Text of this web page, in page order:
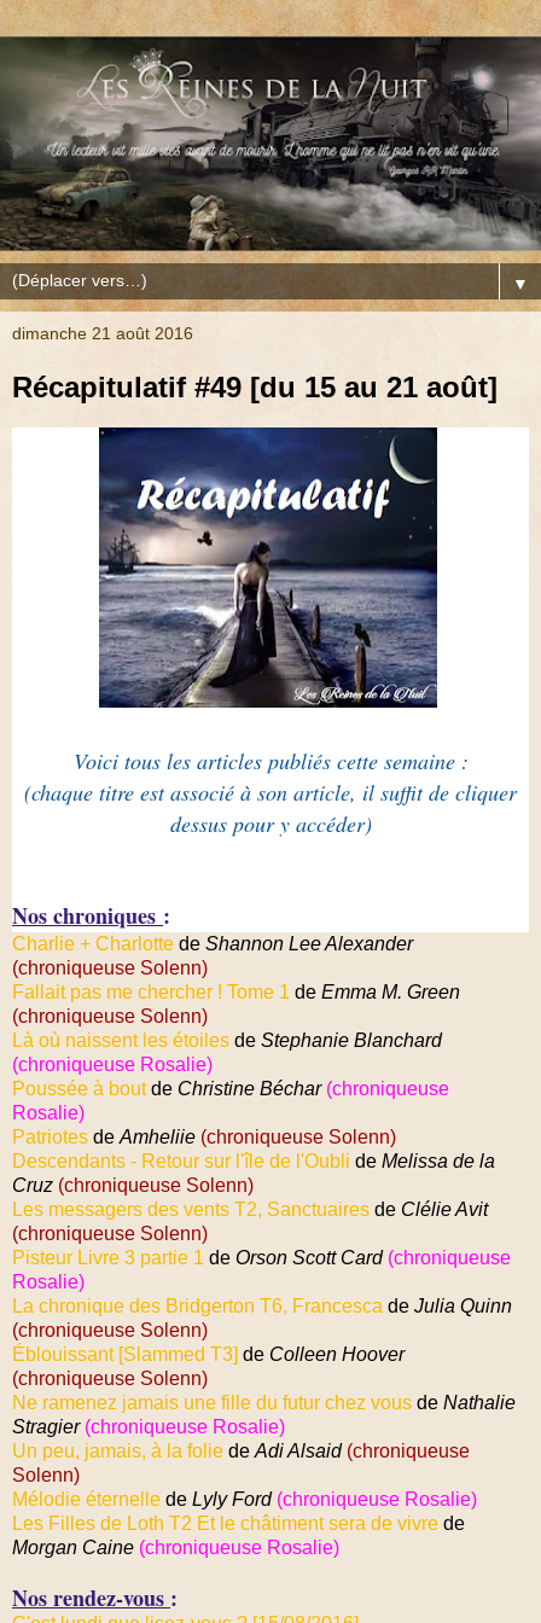
▼
dimanche 21 août 2016
Récapitulatif #49 [du 15 au 21 août]
Voici tous les articles publiés cette semaine :
(chaque titre est associé à son article, il suffit de cliquer
dessus pour y accéder)
Nos chroniques :
Charlie + Charlotte de Shannon Lee Alexander
(chroniqueuse Solenn)
Fallait pas me chercher ! Tome 1 de Emma M. Green
(chroniqueuse Solenn)
Là où naissent les étoiles de Stephanie Blanchard
(chroniqueuse Rosalie)
Poussée à boutde Christine Béchar (chroniqueuse
Rosalie)
Patriotes de Amheliie (chroniqueuse Solenn)
Descendants - Retour sur l'île de l'Oubli de Melissa de la
Cruz (chroniqueuse Solenn)
Les messagers des vents T2, Sanctuaires de Clélie Avit
(chroniqueuse Solenn)
Pisteur Livre 3 partie 1 de Orson Scott Card (chroniqueuse
Rosalie)
La chronique des Bridgerton T6, Francesca de Julia Quinn
(chroniqueuse Solenn)
Éblouissant [Slammed T3] de Colleen Hoover
(chroniqueuse Solenn)
Ne ramenez jamais une fille du futur chez vous de Nathalie
Stragier (chroniqueuse Rosalie)
Un peu, jamais, à la folie de Adi Alsaid (chroniqueuse
Solenn)
Mélodie éternelle de Lyly Ford (chroniqueuse Rosalie)
Les Filles de Loth T2 Et le châtiment sera de vivre de
Morgan Caine (chroniqueuse Rosalie)
Nos rendez-vous :